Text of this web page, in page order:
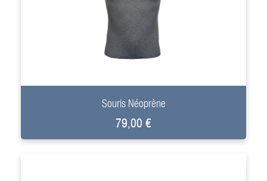
+
Souris Néoprène
79,00 €